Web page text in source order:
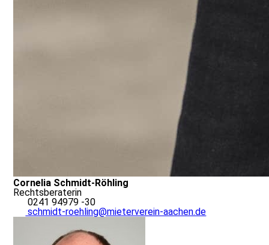
Cornelia Schmidt-Röhling
Rechtsberaterin
0241 94979 -30
schmidt-roehling@mieterverein-aachen.de